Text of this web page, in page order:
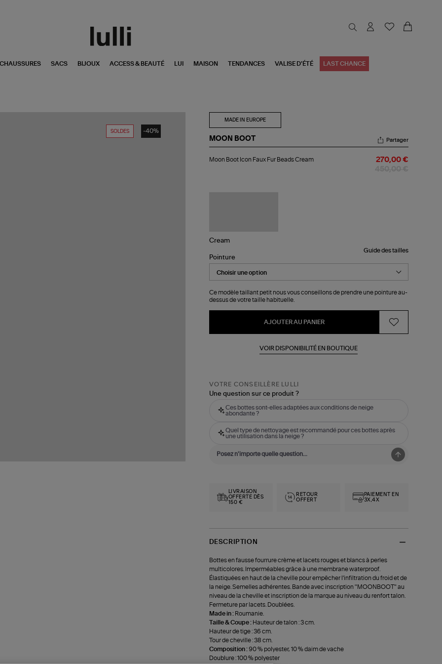
CHAUSSURES SACS BIJOUX ACCESS & BEAUTÉ LUI MAISON TENDANCES VALISE D'ÉTÉ LAST CHANCE
SOLDES -40%
MADE IN EUROPE
MOON BOOT
Boot
Partager
Moon Boot Icon Faux Fur Beads Cream 270,00 €
Guide des tailles
Pointure
Ce modèle taillant petit nous vous conseillons de prendre une pointure au-
dessus de votre taille habituelle.
AJOUTER AU PANIER
VOIR DISPONIBILITÉ EN BOUTIQUE
VOTRE CONSEILLÈRE LULLI
Une question sur ce produit ?
Ces bottes sont-elles adaptées aux conditions de neige
abondante ?
Quel type de nettoyage est recommandé pour ces bottes après
une utilisation dans la neige ?
LIVRAISON
OFFERTE DÈS
150 €
RETOUR
OFFERT
PAIEMENT EN
3X,4X
DESCRIPTION
Bottes en fausse fourrure crème et lacets rouges et blancs à perles
multicolores. Imperméables grâce à une membrane waterproof.
Élastiquées en haut de la cheville pour empêcher l'infiltration du froid et de
la neige. Semelles adhérentes. Bande avec inscription "MOONBOOT" au
niveau de la cheville et inscription de la marque au niveau du renfort talon.
Fermeture par lacets. Doublées.
Made in : Roumanie.
Taille & Coupe : Hauteur de talon : 3 cm.
Hauteur de tige : 36 cm.
Tour de cheville : 38 cm.
Composition : 90 % polyester, 10 % daim de vache
Doublure : 100 % polyester